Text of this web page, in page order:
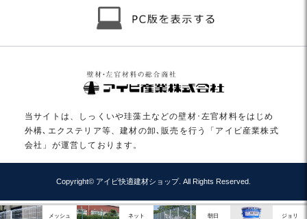
当サイトは、しっくいや珪藻土などの壁材･左官材料をはじめ
外構､エクステリア等、建材の卸､販売を行う「アイビ産業株式
会社」が運営しております。
Copyright© アイビ快適建材ショップ. All Rights Reserved.
メッシュ ネット 朝日 ジョリ